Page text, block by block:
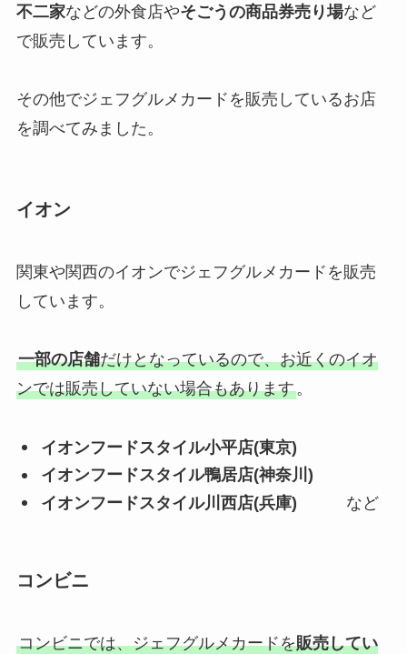
不二家などの外食店やそごうの商品券売り場など
で販売しています。
その他でジェフグルメカードを販売しているお店
を調べてみました。
イオン
関東や関西のイオンでジェフグルメカードを販売
しています。
一部の店舗だけとなっているので、お近くのイオ
ンでは販売していない場合もあります。
イオンフードスタイル小平店(東京)
イオンフードスタイル鴨居店(神奈川)
イオンフードスタイル川西店(兵庫)
など
コンビニ
コンビニでは、ジェフグルメカードを販売してい